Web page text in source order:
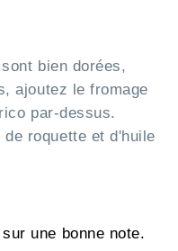
bien dorées,
ajoutez le fromage
par-dessus.
roquette et d'huile
une bonne note.